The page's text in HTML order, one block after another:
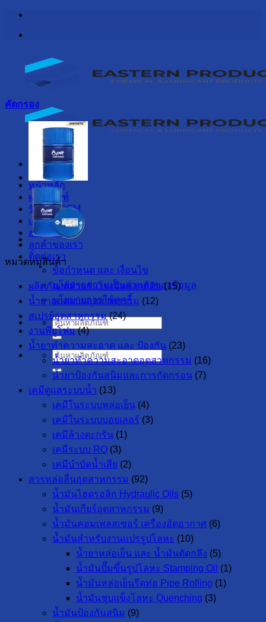
ข้าม
เมนู
หน้าหลัก
ผลิตภัณฑ์
รับผลิต OEM
เกี่ยวกับเรา
สาระน่ารู้
ลูกค้าของเรา
ติดต่อเรา
ข้อกำหนด และ เงื่อนไข
นโยบายความเป็นส่วนตัวของข้อมูล
นโยบายการใช้คุกกี้
ค้นหา:
ค้นหา:
คัดกรอง
หมวดหมู่สินค้า
ผลิตภัณฑ์สำหรับโรงฉีดพลาสติก (15)
น้ำยาถอดแบบอุตสาหกรรม (12)
สเปรย์อุตสาหกรรม (24)
งานพียูโฟม (4)
น้ำยาทำความสะอาด และ ป้องกัน (23)
น้ำยาทำความสะอาดอุตสาหกรรม (16)
น้ำยาป้องกันสนิมและการกัดกร่อน (7)
เคมีดูแลระบบน้ำ (13)
เคมีในระบบหล่อเย็น (4)
เคมีในระบบบอยเลอร์ (3)
เคมีล้างตะกรัน (1)
เคมีระบบ RO (3)
เคมีบำบัดน้ำเสีย (2)
สารหล่อลื่นอุตสาหกรรม (92)
น้ำมันไฮดรอลิก Hydraulic Oils (5)
น้ำมันเกียร์อุตสาหกรรม (9)
น้ำมันคอมเพลสเซอร์ เครื่องอัดอากาศ (6)
น้ำมันสำหรับงานแปรรูปโลหะ (10)
น้ำยาหล่อเย็น และ น้ำมันตัดกลึง (5)
น้ำมันปั๊มขึ้นรูปโลหะ Stamping Oil (1)
น้ำมันหล่อเย็นรีดท่อ Pipe Rolling (1)
น้ำมันชุบแข็งโลหะ Quenching (3)
น้ำมันป้องกันสนิม (9)